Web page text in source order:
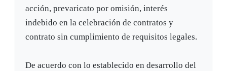
acción, prevaricato por omisión, interés
indebido en la celebración de contratos y
contrato sin cumplimiento de requisitos legales.
De acuerdo con lo establecido en desarrollo del